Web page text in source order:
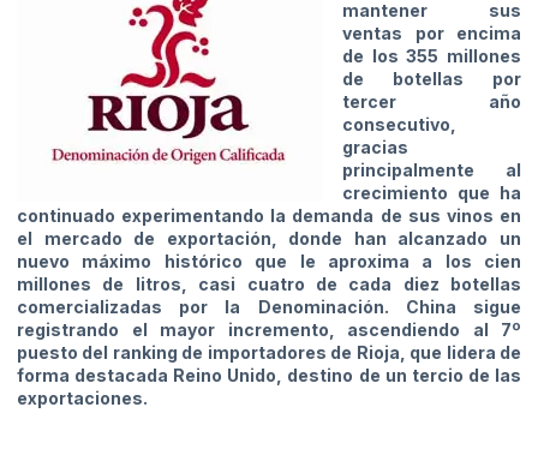
mantener sus
ventas por encima
de los 355 millones
de botellas por
tercer año
consecutivo,
gracias
principalmente al
crecimiento que ha
continuado experimentando la demanda de sus vinos en
el mercado de exportación, donde han alcanzado un
nuevo máximo histórico que le aproxima a los cien
millones de litros, casi cuatro de cada diez botellas
comercializadas por la Denominación. China sigue
registrando el mayor incremento, ascendiendo al 7º
puesto del ranking de importadores de Rioja, que lidera de
forma destacada Reino Unido, destino de un tercio de las
exportaciones.